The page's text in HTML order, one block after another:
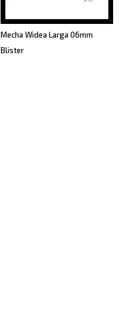
Mecha Widea Larga 06mm
Blister